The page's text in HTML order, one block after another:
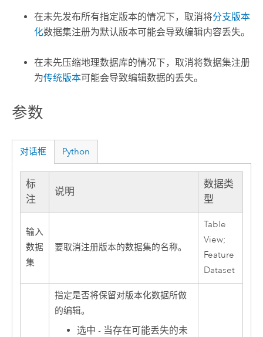
在未先发布所有指定版本的情况下，取消将分支版本
化数据集注册为默认版本可能会导致编辑内容丢失。
在未先压缩地理数据库的情况下，取消将数据集注册
为传统版本可能会导致编辑数据的丢失。
参数
对话框 Python
标
注
说明
数据类
型
输入
数据
集
要取消注册版本的数据集的名称。
Table
View;
Feature
Dataset
指定是否将保留对版本化数据所做
的编辑。
选中 - 当存在可能丢失的未